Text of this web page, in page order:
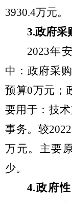
3930.4万元。
3.政府采
2023年
中：政府采
预算0万元；
要用于：技
事务。较2022
万元。主要
少。
4.政府